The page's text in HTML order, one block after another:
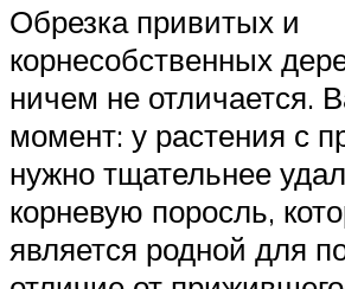
Обрезка привитых и
корнесобственных
ничем не отличается.
момент: у растения с
нужно тщательнее
корневую поросль,
является родной для